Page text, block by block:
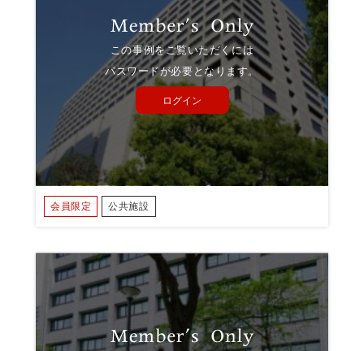
この事例をご覧いただくには
パスワードが必要となります。
ログイン
会員限定 公共施設